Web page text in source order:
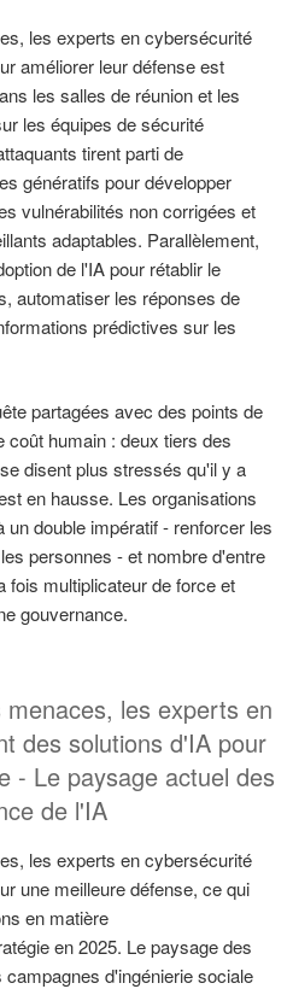
les experts en cybersécurité
améliorer leur défense est
les salles de réunion et les
les équipes de sécurité
tirent parti de
génératifs pour développer
vulnérabilités non corrigées et
adaptables. Parallèlement,
de l'IA pour rétablir le
automatiser les réponses de
prédictives sur les
partagées avec des points de
coût humain : deux tiers des
disent plus stressés qu'il y a
en hausse. Les organisations
double impératif - renforcer les
personnes - et nombre d'entre
fois multiplicateur de force et
gouvernance.
les experts en
des solutions d'IA pour
- Le paysage actuel des
de l'IA
les experts en cybersécurité
une meilleure défense, ce qui
en matière
en 2025. Le paysage des
d'ingénierie sociale